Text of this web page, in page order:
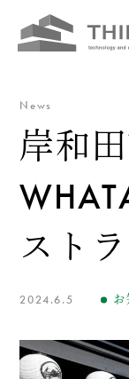
News
岸和
スト
2024.6.5 お